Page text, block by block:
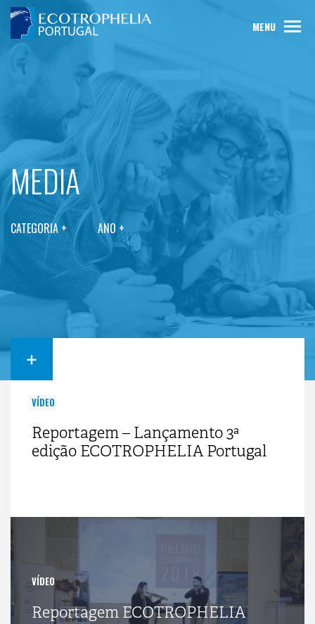
MENU
MEDIA
CATEGORIA + ANO +
+
VÍDEO
Reportagem – Lançamento 3ª
edição ECOTROPHELIA Portugal
VÍDEO
Reportagem ECOTROPHELIA